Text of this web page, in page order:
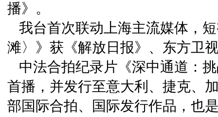
播》。
我台首次联动上海主流媒体，
滩〉》获《解放日报》、东方卫
中法合拍纪录片《深中通道：
首播，并发行至意大利、捷克、
部国际合拍、国际发行作品，也